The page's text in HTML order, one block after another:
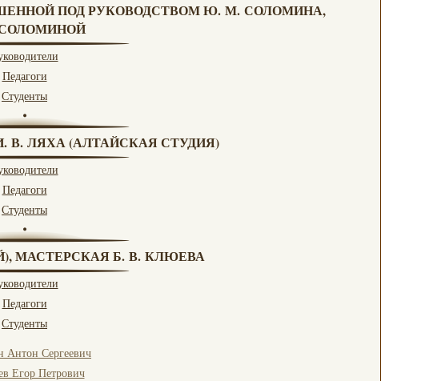
ПОД РУКОВОДСТВОМ Ю. М. СОЛОМИНА,
Педагоги
Студенты
В. ЛЯХА (АЛТАЙСКАЯ СТУДИЯ)
Педагоги
Студенты
МАСТЕРСКАЯ Б. В. КЛЮЕВА
Педагоги
Студенты
Антон Сергеевич
Егор Петрович